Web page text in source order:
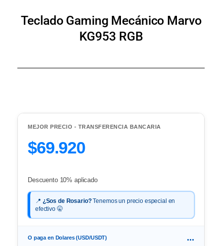
Teclado Gaming Mecánico Marvo
KG953 RGB
MEJOR PRECIO - TRANSFERENCIA BANCARIA
$69.920
Descuento 10% aplicado
📍 ¿Sos de Rosario?Tenemos un precio especial en
efectivo 🤫
O paga en Dolares (USD/USDT) ...